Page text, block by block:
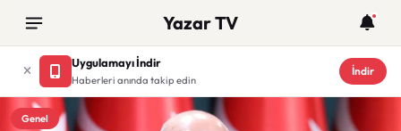
Yazar TV
Uygulamayı İndir
Haberleri anında takip edin
İndir
Genel